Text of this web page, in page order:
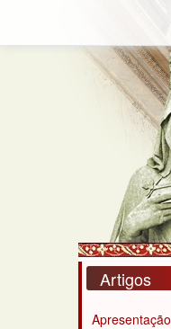
Artigos
Apresentação